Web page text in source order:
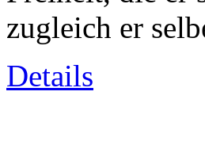
zugleich er
Details